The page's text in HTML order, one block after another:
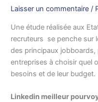
Laisser un commentaire /
Une étude réalisée aux
recruteurs se penche sur
des principaux jobboards,
entreprises à choisir quel
besoins et de leur budget.
Linkedin meilleur